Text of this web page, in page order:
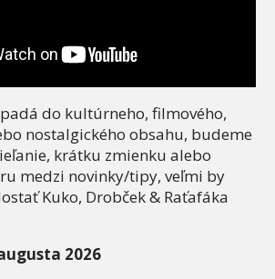
do kultúrneho, filmového,
nostalgického obsahu, budeme
krátku zmienku alebo
medzi novinky/tipy, veľmi by
Kuko, Drobček & Raťafáka
2026